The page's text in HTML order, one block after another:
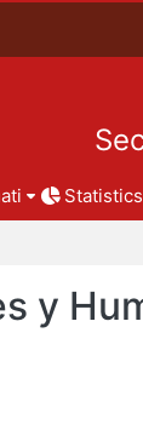
Statistics
y